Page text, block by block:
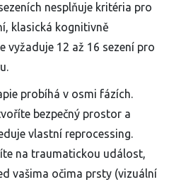
nesplňuje kritéria pro
klasická kognitivně
vyžaduje 12 až 16 sezení pro
probíhá v osmi fázích.
bezpečný prostor a
vlastní reprocessing.
na traumatickou událost,
vašima očima prsty (vizuální